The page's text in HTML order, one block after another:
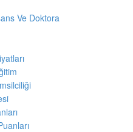
Ve Doktora